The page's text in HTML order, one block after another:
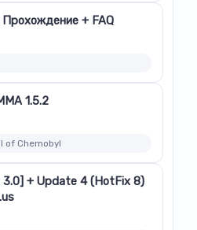
+ FAQ
1.5.2
of Chernobyl
3.0] + Update 4 (HotFix 8)